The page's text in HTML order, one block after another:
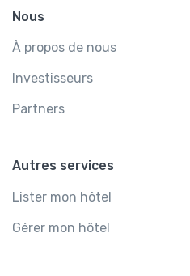
Nous
À propos de nous
Investisseurs
Partners
Autres services
Lister mon hôtel
Gérer mon hôtel